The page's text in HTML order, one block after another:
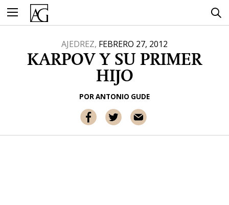
contenido
AJEDREZ, FEBRERO 27, 2012
KARPOV Y SU PRIMER
HIJO
PORANTONIO GUDE